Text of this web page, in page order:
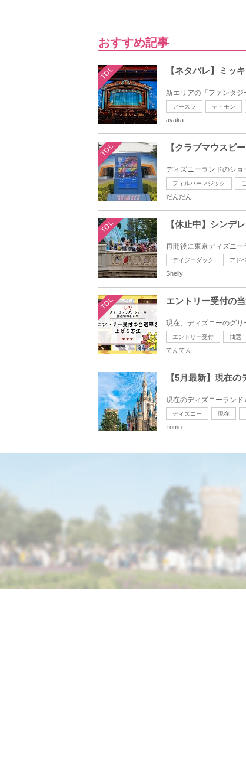
おすすめ記事
TDL 【ネタバレ】ミッ
新エリアの「ファンタ
アースラ ティモン
ayaka
TDL 【クラブマウスビ
ディズニーランドのシ
フィルハーマジック
だんだん
TDL 【休止中】シンデ
再開後に東京ディズニ
デイジーダック アド
Shelly
TDL エントリー受付の
現在、ディズニーのグ
エントリー受付 抽選
てんてん
【5月最新】現在
現在のディズニーラン
ディズニー 現在
Tomo